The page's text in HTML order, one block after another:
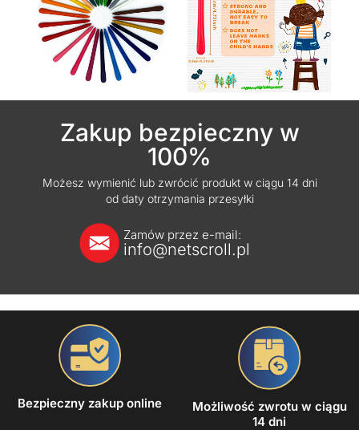
Zakup bezpieczny w
100%
Możesz wymienić lub zwrócić produkt w ciągu 14 dni
od daty otrzymania przesyłki
Zamów przez e-mail:
info@netscroll.pl
Bezpieczny zakup online
Możliwość zwrotu w ciągu
14 dni